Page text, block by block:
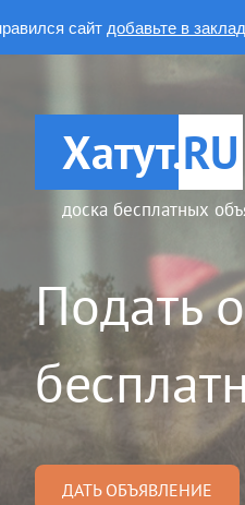
сайт добавьте в
Хатут.RU
доска бесплатных
Подать
ДАТЬ ОБЪЯВЛЕНИЕ